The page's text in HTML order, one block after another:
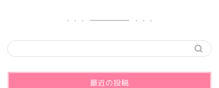
最近の投稿